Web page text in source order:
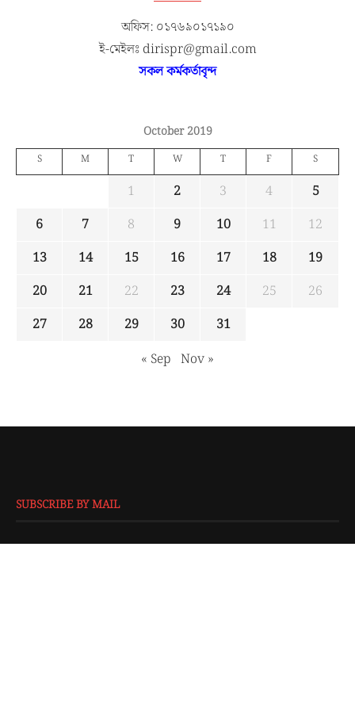
অফিস: ০১৭৬৯০১৭১৯০
ই-মেইলঃ dirispr@gmail.com
সকল কর্মকর্তাবৃন্দ
October 2019
S M T W T F S
1 2 3 4
5
6
7 8 9 10 11
12
13
14 15 16 17 18
19
20
21 22 23 24 25
26
27
28 29 30
31
« Sep Nov »
SUBSCRIBE BY MAIL